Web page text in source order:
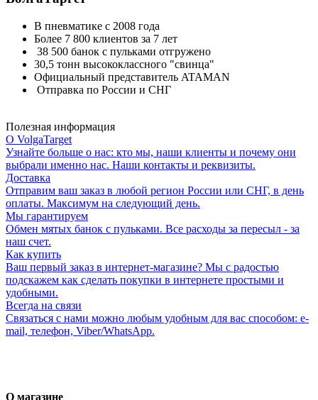
В пневматике с 2008 года
Более 7 800 клиентов за 7 лет
38 500 банок с пульками отгружено
30,5 тонн высококлассного "свинца"
Официальный представитель ATAMAN
Отправка по России и СНГ
Полезная информация
О VolgaTarget
Узнайте больше о нас: кто мы, наши клиенты и почему они
выбрали именно нас. Наши контакты и реквизиты.
Доставка
Отправим ваш заказ в любой регион России или СНГ, в день
оплаты. Максимум на следующий день.
Мы гарантируем
Обмен мятых банок с пульками. Все расходы за пересыл - за
наш счет.
Как купить
Ваш первый заказ в интернет-магазине? Мы с радостью
подскажем как сделать покупки в интернете простыми и
удобными.
Всегда на связи
Связаться с нами можно любым удобным для вас способом: e-
mail, телефон, Viber/WhatsApp.
О магазине